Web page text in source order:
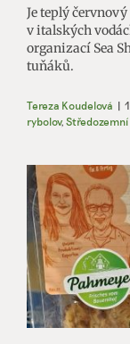
Je teplý
v italských
organizací Sea
tuňáků.
Tereza Koudelová |
rybolov, Středozemní